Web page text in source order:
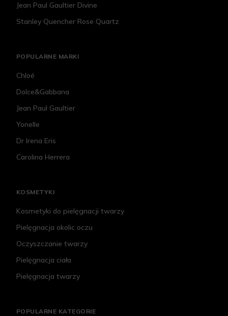
Jean Paul Gaultier Divine
Stanley Quencher Rose Quartz
POPULARNE MARKI
Chloé
Dolce&Gabbana
Jean Paul Gaultier
Yonelle
Dr Irena Eris
Carolina Herrera
KOSMETYKI
Kosmetyki do pielęgnacji twarzy
Pielęgnacja okolic oczu
Oczyszczanie twarzy
Pielęgnacja ciała
Pielęgnacja twarzy
POPULARNE KATEGORIE